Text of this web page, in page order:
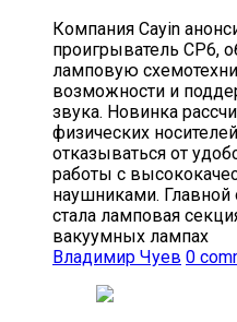
Компания Cayin
проигрыватель CP6,
ламповую
возможности и
звука. Новинка
физических
отказываться от
работы с
наушниками. Главной
стала ламповая
вакуумных лампах
Владимир Чуев 0